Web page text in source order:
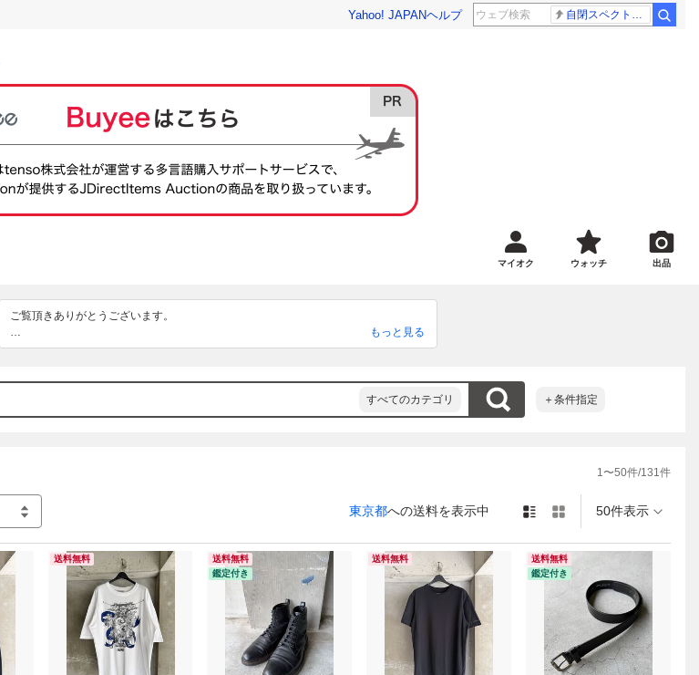
Yahoo! JAPANヘルプ 自閉スペクトラム症
マイオク ウォッチ 出品
ご覧頂きありがとうございます。
コンビニ支払いの方は、支払いは原則当日中までにお願いいたします。
基本的に送料込みで出品しているので、梱包は出来るだけ送料が抑えられるようにコ
よろしくお願いいたします。
もっと見る
すべてのカテゴリ ＋条件指定
1〜50件/131件
東京都への送料を表示中 50件表示
送料無料
送料無料
鑑定付き
送料無料
送料無料
鑑定付き